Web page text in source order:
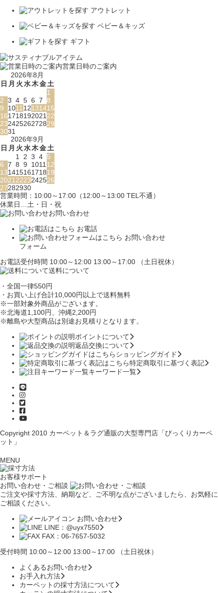
アウトレット
ベビー＆キッズ
ギフト
営業日時のご案内
2026年8月
日 月 火水木金土
1
2 3 4 5 6 7 8
9
1011 12131415
161718192021 22
23242526272829
3031
2026年9月
日 月 火水木金土
1
2 3 4 5
6 7 8 9 1011 12
13141516171819
2021 2223242526
27282930
営業時間：10:00～17:00（12:00～13:00 TEL不通）
休業日…土・日・祝
お問い合わせ
お電話
お問い合わせ
フォーム
お電話受付時間 10:00～12:00 13:00～17:00 （土日祝休）
送料について
・全国一律550円
・お買い上げ合計10,000円以上で送料無料
※一部対象外商品がございます。
※北海道1,100円 、沖縄2,200円
※離島や大型商品は別途お見積りとなります。
ポイントについて
返品交換について
ショッピングガイド
特定商取引に基づく表記
キーワード一覧
Copyright 2010 カーペット＆ラグ通販の大型専門店「びっくりカーペ
ット」
MENU
お客様サポート
お問い合わせ・ご相談
ご注文や採寸方法、納期など、ご不明な点がございましたら、お気軽に
ご相談ください。
お問い合わせ
LINE：@uyx7550
FAX：06-7657-5032
受付時間 10:00～12:00 13:00～17:00 （土日祝休）
よくあるお問い合わせ
お手入れ方法
カーペットの採寸方法について